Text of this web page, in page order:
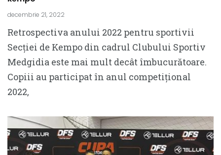
decembrie 21, 2022
Retrospectiva anului 2022 pentru sportivii
Secției de Kempo din cadrul Clubului Sportiv
Medgidia este mai mult decât îmbucurătoare.
Copiii au participat în anul competițional
2022,